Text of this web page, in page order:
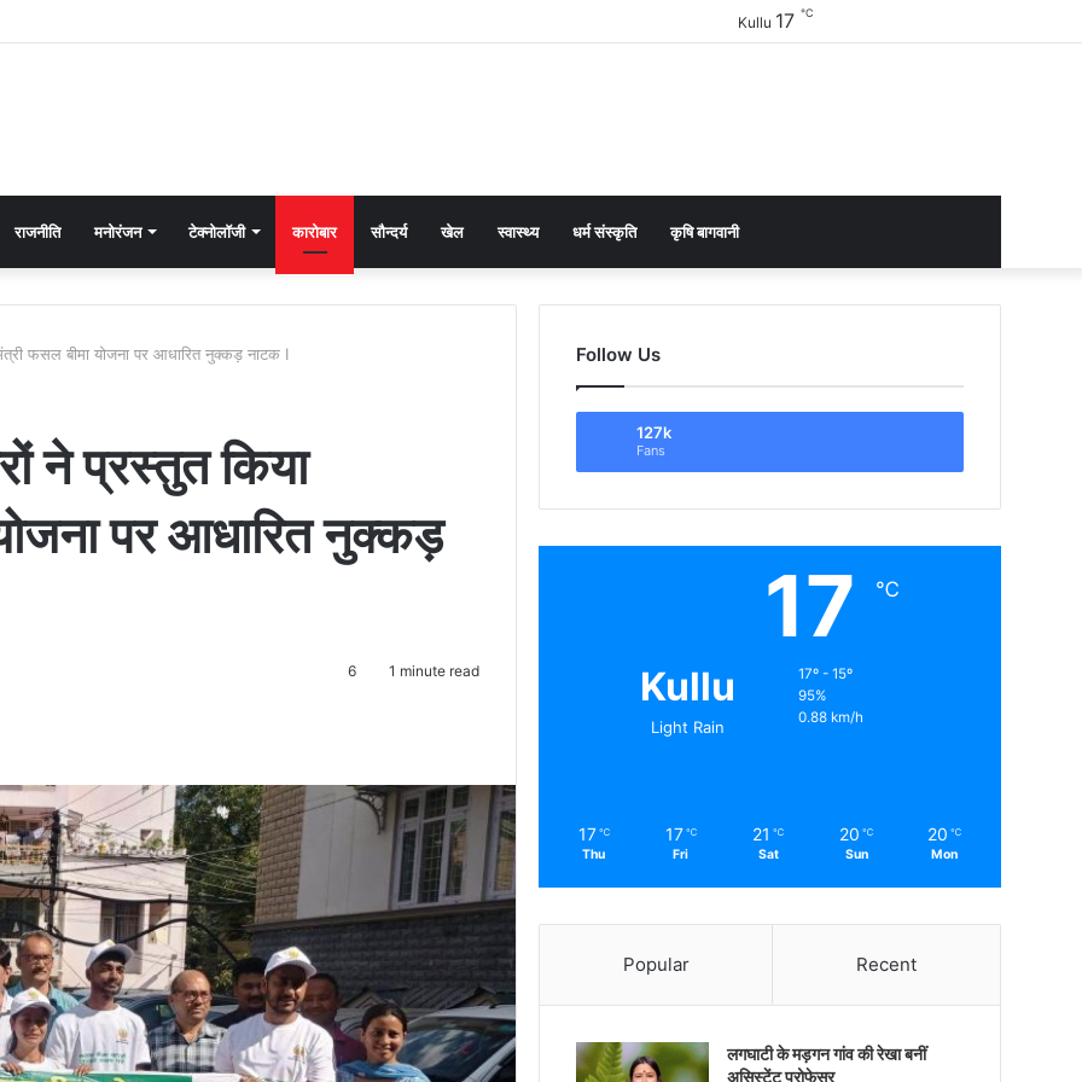
Kullu 17 ℃
राजनीति मनोरंजन टेक्नोलॉजी कारोबार सौन्दर्य खेल स्वास्थ्य धर्म संस्कृति कृषि बागवानी
फसल बीमा योजना पर आधारित नुक्कड़ नाटक I
ने प्रस्तुत किया
पर आधारित नुक्कड़
6 1 minute read
Follow Us
127k
Fans
Kullu
Light Rain
17 ℃
17º - 15º
95%
0.88 km/h
17 ℃
Thu
17 ℃
Fri
21 ℃
Sat
20 ℃
Sun
20 ℃
Mon
Popular Recent
लगघाटी के मड़गन गांव की रेखा बनीं
असिस्टेंट प्रोफेसर